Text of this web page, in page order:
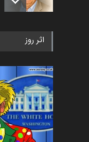
اثر روز